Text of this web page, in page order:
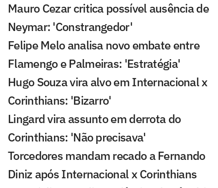
Mauro Cezar critica possível ausência de
Neymar: 'Constrangedor'
Felipe Melo analisa novo embate entre
Flamengo e Palmeiras: 'Estratégia'
Hugo Souza vira alvo em Internacional x
Corinthians: 'Bizarro'
Lingard vira assunto em derrota do
Corinthians: 'Não precisava'
Torcedores mandam recado a Fernando
Diniz após Internacional x Corinthians